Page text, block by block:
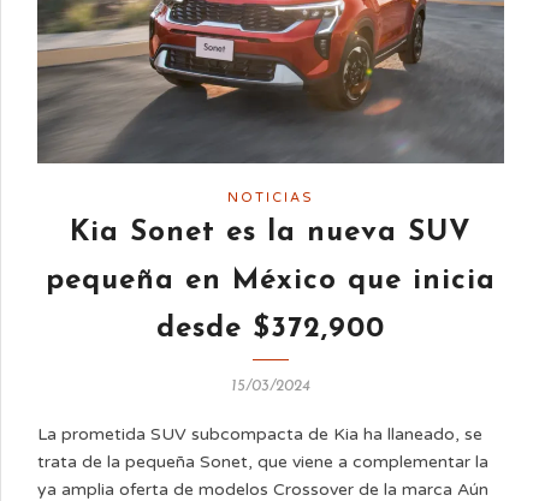
NOTICIAS
Kia Sonet es la nueva SUV
pequeña en México que inicia
desde $372,900
15/03/2024
La prometida SUV subcompacta de Kia ha llaneado, se
trata de la pequeña Sonet, que viene a complementar la
ya amplia oferta de modelos Crossover de la marca Aún